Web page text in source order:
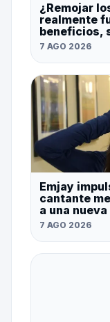
¿Remojar
realmente
beneficios,
7 AGO 2026
Emjay
cantante
a una
7 AGO 2026